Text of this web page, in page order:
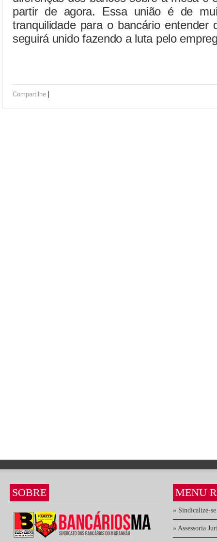
partir de agora. Essa união é de
tranquilidade para o bancário entender
seguirá unido fazendo a luta pelo
Compartilhe |
SOBRE MENU
» Sindicalize-se
» Assessoria